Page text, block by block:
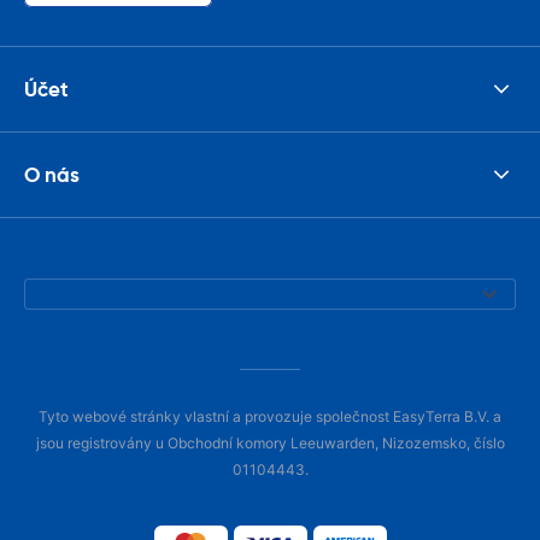
Účet
O nás
Tyto webové stránky vlastní a provozuje společnost EasyTerra B.V. a
jsou registrovány u Obchodní komory Leeuwarden, Nizozemsko, číslo
01104443.